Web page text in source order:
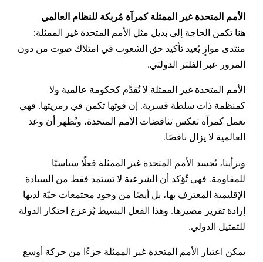
الأمم المتحدة غير الممثلة كمرآة مُربكة للنظام العالمي
هنا تكمن الحاجة إلى بديل مثل الأمم المتحدة غير الممثلة:
منتدى موازٍ يُعيد تأكيد حق الشعوب في امتلاك صوت من دون
المرور عبر الفلتر الدولتي.
الأمم المتحدة غير الممثلة لا تُقدَّم كحكومة عالمية ولا
كمنظمة ذات سلطة قسرية. إن قوتها تكمن في رمزيتها. فهي
تعمل كمرآة تعكس تناقضات الأمم المتحدة، وتُظهر أن وعد
العالمية لا يزال ناقصًا.
وبرأينا، تُجسد الأمم المتحدة غير الممثلة فعلًا سياسيًا
للمقاومة. فهي تُؤكد أن الشرعية لا تستمد فقط من السيادة
الإقليمية المعترف بها، بل أيضًا من وجود مجتمعات حيّة لديها
إرادة تقرير مصيرها. وهذا الفعل البسيط يُزعزع احتكار الدولة
للتمثيل الدولي.
يمكن اعتبار الأمم المتحدة غير الممثلة جزءًا من حركة أوسع